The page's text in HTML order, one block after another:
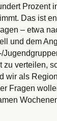
Prozent
Das ist
– etwa
und dem
zu verteilen,
wir als
Fragen